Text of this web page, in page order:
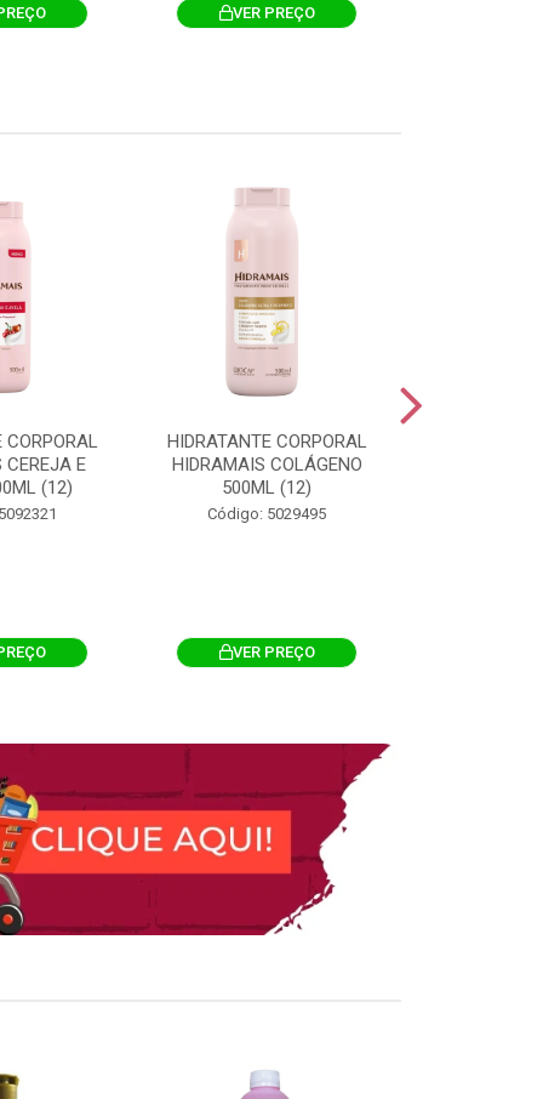
VER PREÇO
CORPORAL
CEREJA E
(12)
HIDRATANTE CORPORAL
HIDRAMAIS COLÁGENO
500ML (12)
Código: 5029495
VER PREÇO